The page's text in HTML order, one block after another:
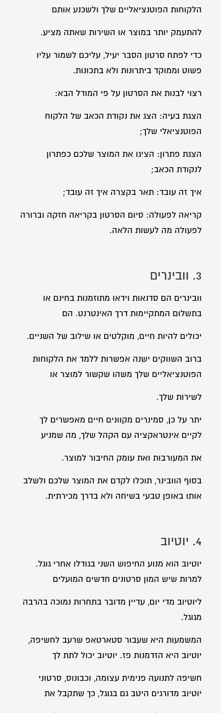
הלקוחות הפוטנציאליים שלך ולשכנע אותם
להתעמק יותר במוצר או השירות שאתה מציע.
כדי לפתח סרטון הסבר יעיל, עליכם לשמור עליו
פשוט וממוקד ביתרונות ולא בתכונות.
רצוי לבנות את הסרטון על פי המודל הבא:
הצגת בעיה: הצג את נקודת הכאב של הלקוח
הפוטנציאלי שלך;
הצגת פתרון: הציגו את המוצר שלכם כפתרון
לנקודת הכאב;
איך זה עובד: תאר בקצרה איך זה עובד;
קריאה לפעולה: סיום הסרטון בקריאה חזקה וברורה
לפעולה מה לעשות הלאה.
3. וובינרים
וובינרים הם סדנאות וידאו מתוזמנות בחינם או
בתשלום המתקיימות דרך האינטרנט. הם
יכולים להיות חיים, מוקלטים או שילוב של השניים.
ברוב השווקים ישנה אפשרות ללמד את הלקוחות
הפוטנציאליים שלך משהו שקשור למוצר או
לשירות שלך.
יתר על כן, סמינרים מקוונים חיים מאפשרים לך
לקיים אינטראקציה עם הקהל שלך, מה שמניע
את המעורבות ואת עומק החיבור למוצר.
בסוף הוובינר, תוכלו לקדם את המוצר שלכם ולשלב
אותו באופן טבעי בשיחה ולא בדרך מכירתית.
4. יוטיוב
יוטיוב הוא מנוע החיפוש השני בגודלו אחרי גוגל.
למרות שיש המון סרטונים חדשים המועלים
ליוטיוב מדי יום, עדיין מדובר בתחרות נמוכה בהרבה
מגוגל.
המשמעות היא שעבור סטארטאפ שרעב לחשיפה,
יוטיוב היא הזדמנות פז. יוטיוב יכול לתת לך
חשיפה לתנועה פנימית עצומה, וכבונוס, סרטוני
יוטיוב מדורגים היטב גם בגוגל, כך שתקבל את